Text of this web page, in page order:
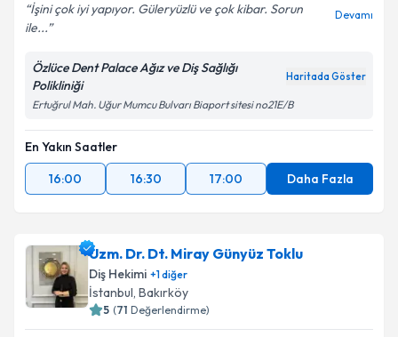
Metni'ni okudum ve kişisel verilerimin belirtilen
İşini çok iyi yapıyor. Güleryüzlü ve çok kibar. Sorun
ile...
Devamı
Özlüce Dent Palace Ağız ve Diş Sağlığı
Polikliniği
Haritada Göster
Ertuğrul Mah. Uğur Mumcu Bulvarı Biaport sitesi no21E/B
En Yakın Saatler
16:00
16:30 17:00 Daha Fazla
Uzm. Dr. Dt. Miray Günyüz Toklu
Diş Hekimi +1diğer
İstanbul, Bakırköy
5 (71 Değerlendirme)